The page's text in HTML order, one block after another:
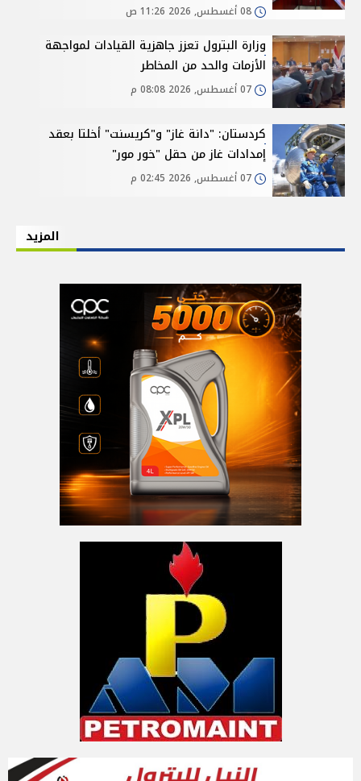
وزارة البترول تعزز جاهزية القيادات لمواجهة
الأزمات والحد من المخاطر
كردستان: "دانة غاز" و"كريسنت" أخلتا بعقد
إمدادات غاز من حقل "خور مور"
المزيد